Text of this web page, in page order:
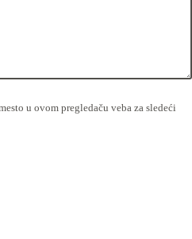
u ovom pregledaču veba za sledeći